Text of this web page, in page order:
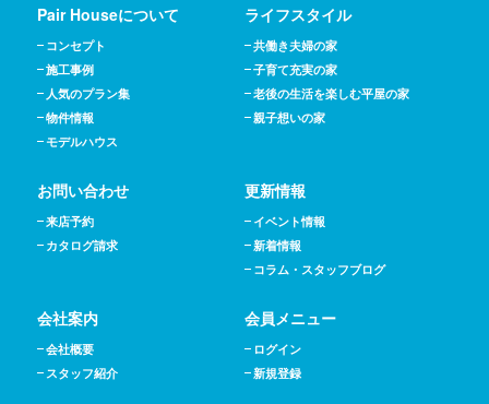
Pair Houseについて
コンセプト
施工事例
人気のプラン集
物件情報
モデルハウス
ライフスタイル
共働き夫婦の家
子育て充実の家
老後の生活を楽しむ平屋の家
親子想いの家
お問い合わせ
来店予約
カタログ請求
更新情報
イベント情報
新着情報
コラム・スタッフブログ
会社案内
会社概要
スタッフ紹介
会員メニュー
ログイン
新規登録